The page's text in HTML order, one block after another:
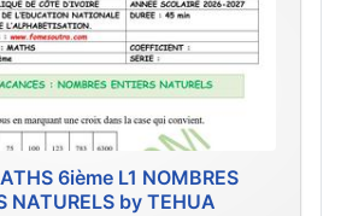
6ième L1 NOMBRES
NATURELS by TEHUA